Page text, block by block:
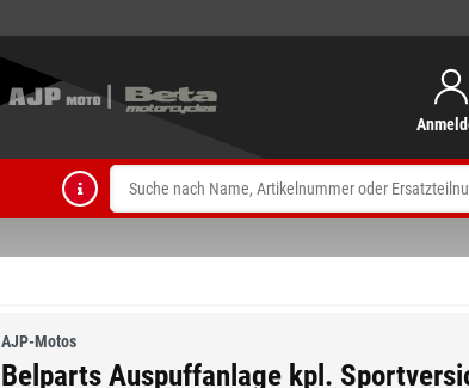
AJP-Motos
Belparts Auspuffanlage kpl.